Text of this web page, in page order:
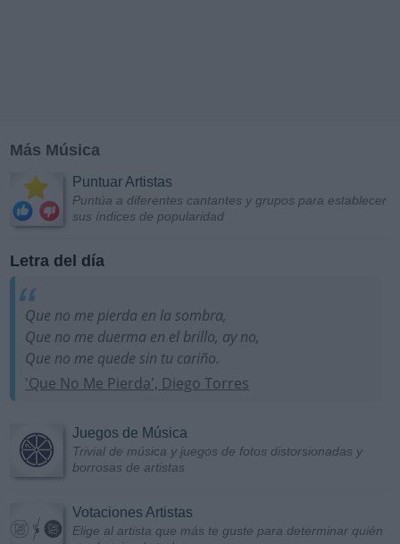
Más Música
Puntuar Artistas
Puntúa a diferentes cantantes y grupos para establecer
sus índices de popularidad
Letra del día
Que no me pierda en la sombra,
Que no me duerma en el brillo, ay no,
Que no me quede sin tu cariño.
'Que No Me Pierda', Diego Torres
Juegos de Música
Trivial de música y juegos de fotos distorsionadas y
borrosas de artistas
Votaciones Artistas
Elige al artista que más te guste para determinar quién